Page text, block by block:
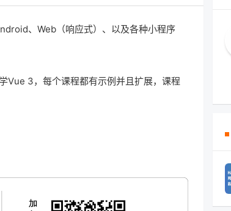
、Web（响应式）、以及各种小程序
Vue 3，每个课程都有示例并且扩展，课程